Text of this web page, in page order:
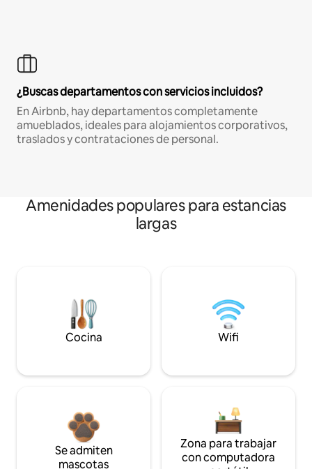
¿Buscas departamentos con servicios incluidos?
En Airbnb, hay departamentos completamente
amueblados, ideales para alojamientos corporativos,
traslados y contrataciones de personal.
Amenidades populares para estancias
largas
Cocina Wifi
Se admiten
mascotas
Zona para trabajar
con computadora